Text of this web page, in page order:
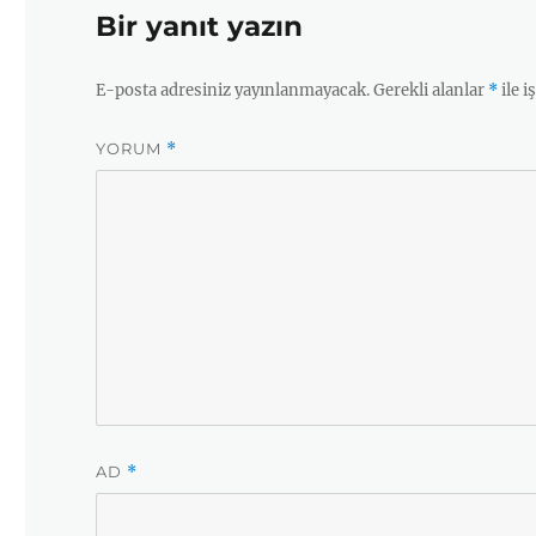
Bir yanıt yazın
E-posta adresiniz yayınlanmayacak.Gerekli alanlar *ile
YORUM *
AD *